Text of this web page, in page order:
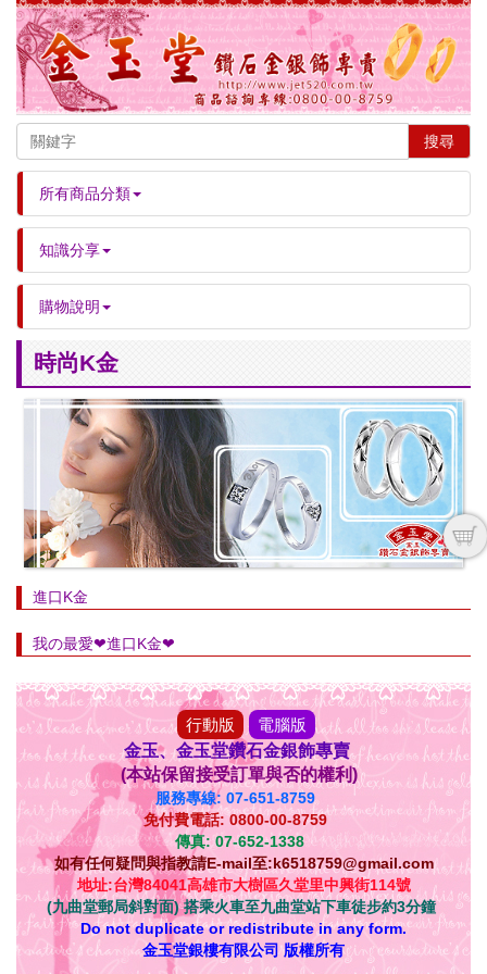
搜尋
所有商品分類
知識分享
購物說明
時尚K金
進口K金
我の最愛❤進口K金❤
行動版
電腦版
金玉、金玉堂鑽石金銀飾專賣
(本站保留接受訂單與否的權利)
服務專線: 07-651-8759
免付費電話: 0800-00-8759
傳真: 07-652-1338
如有任何疑問與指教請E-mail至:k6518759@gmail.com
地址:台灣84041高雄市大樹區久堂里中興街114號
(九曲堂郵局斜對面) 搭乘火車至九曲堂站下車徒步約3分鐘
Do not duplicate or redistribute in any form.
金玉堂銀樓有限公司 版權所有